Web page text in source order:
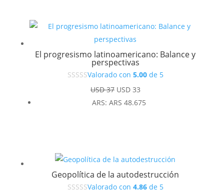
El progresismo latinoamericano: Balance y
perspectivas
Valorado con 5.00de 5
USD37 El
precio
USD33El
precio
ARS: ARS 48.675
Geopolítica de la autodestrucción
Valorado con 4.86de 5